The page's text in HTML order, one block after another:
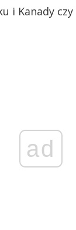
i Kanady
ad